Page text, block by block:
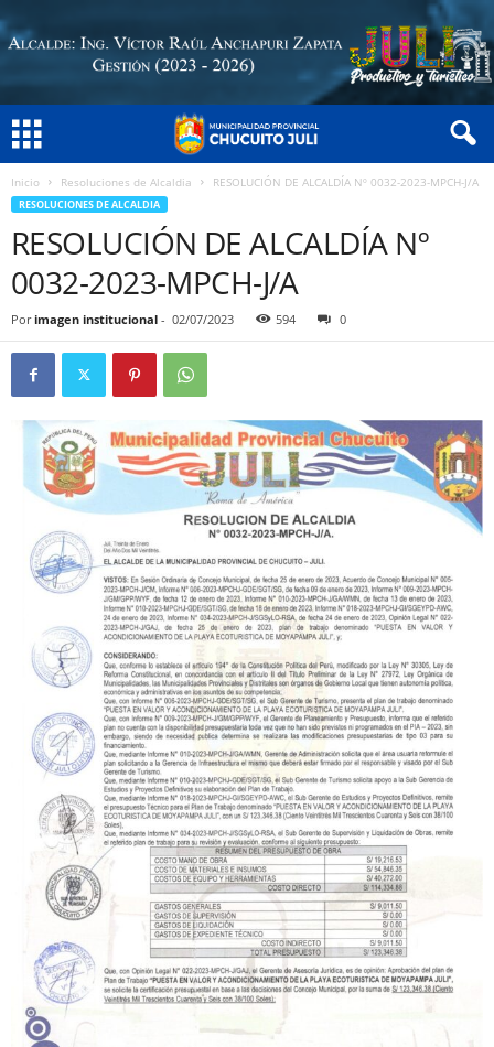
Inicio Resoluciones de Alcaldia RESOLUCIÓN DE ALCALDÍA Nº 0032-2023-MPCH-J/A
RESOLUCIONES DE ALCALDIA
RESOLUCIÓN DE ALCALDÍA Nº
0032-2023-MPCH-J/A
Por imagen institucional - 02/07/2023 594 0